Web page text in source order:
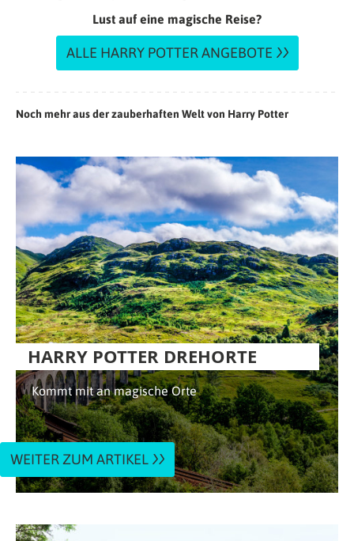
Lust auf eine magische Reise?
ALLE HARRY POTTER ANGEBOTE
Noch mehr aus der zauberhaften Welt von Harry Potter
HARRY POTTER DREHORTE
Kommt mit an magische Orte
WEITER ZUM ARTIKEL